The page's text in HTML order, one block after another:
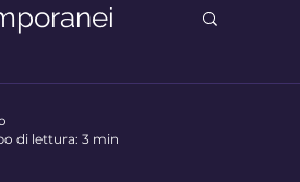
di lettura: 3 min